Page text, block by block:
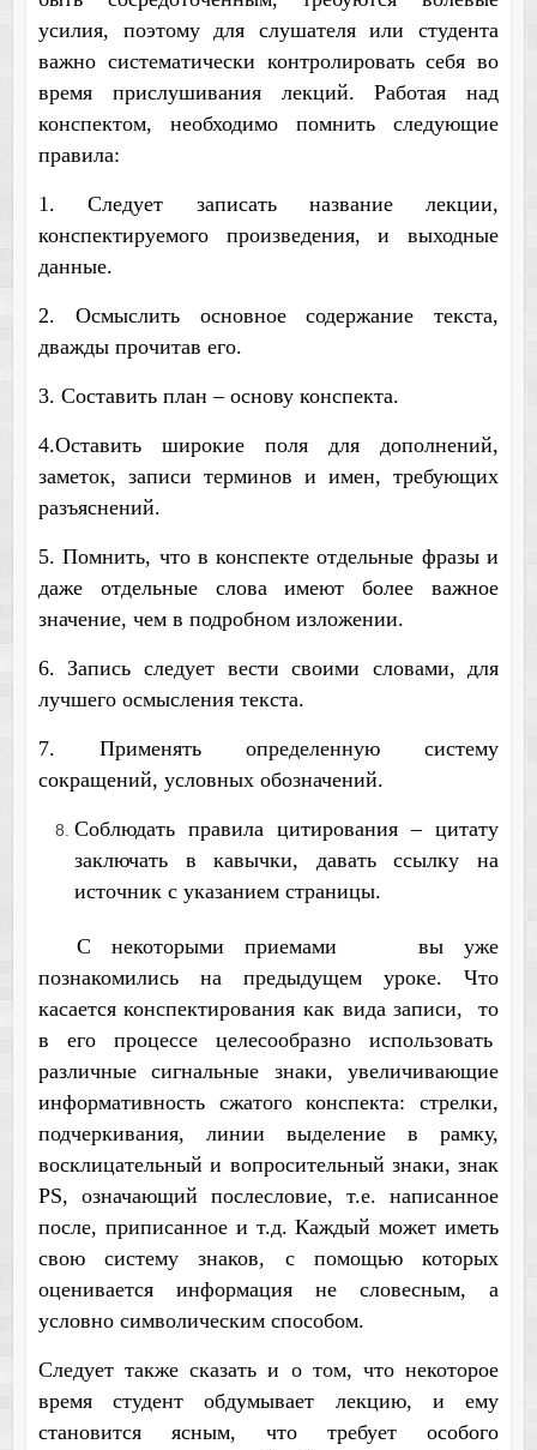
усилия, поэтому для слушателя или студента
важно систематически контролировать себя во
время прислушивания лекций. Работая над
конспектом, необходимо помнить следующие
правила:
1. Следует записать название лекции,
конспектируемого произведения, и выходные
данные.
2. Осмыслить основное содержание текста,
дважды прочитав его.
3. Составить план – основу конспекта.
4.Оставить широкие поля для дополнений,
заметок, записи терминов и имен, требующих
разъяснений.
5. Помнить, что в конспекте отдельные фразы и
даже отдельные слова имеют более важное
значение, чем в подробном изложении.
6. Запись следует вести своими словами, для
лучшего осмысления текста.
7. Применять определенную систему
сокращений, условных обозначений.
Соблюдать правила цитирования – цитату
заключать в кавычки, давать ссылку на
источник с указанием страницы.
С некоторыми приемами вы уже
познакомились на предыдущем уроке. Что
касается конспектирования как вида записи, то
в его процессе целесообразно использовать
различные сигнальные знаки, увеличивающие
информативность сжатого конспекта: стрелки,
подчеркивания, линии выделение в рамку,
восклицательный и вопросительный знаки, знак
PS, означающий послесловие, т.е. написанное
после, приписанное и т.д. Каждый может иметь
свою систему знаков, с помощью которых
оценивается информация не словесным, а
условно символическим способом.
Следует также сказать и о том, что некоторое
время студент обдумывает лекцию, и ему
становится ясным, что требует особого